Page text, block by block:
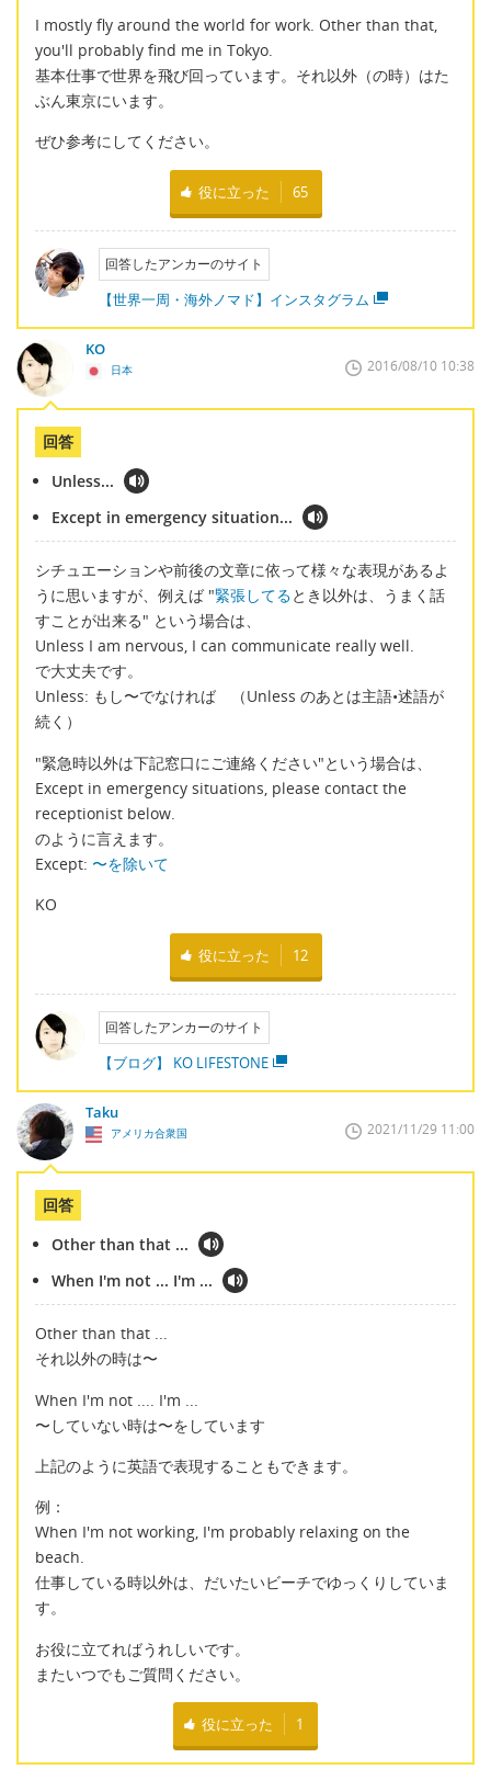
I mostly fly around the world for work. Other than that,
you'll probably find me in Tokyo.
基本仕事で世界を飛び回っています。それ以外（の時）はた
ぶん東京にいます。
ぜひ参考にしてください。
役に立った 65
回答したアンカーのサイト
【世界一周・海外ノマド】インスタグラム
KO
日本 2016/08/10 10:38
回答
Unless...
Except in emergency situation...
シチュエーションや前後の文章に依って様々な表現があるよ
うに思いますが、例えば "緊張してるとき以外は、うまく話
すことが出来る" という場合は、
Unless I am nervous, I can communicate really well.
で大丈夫です。
Unless: もし〜でなければ （Unless のあとは主語•述語が
続く）
"緊急時以外は下記窓口にご連絡ください"という場合は、
Except in emergency situations, please contact the
receptionist below.
のように言えます。
Except: 〜を除いて
KO
役に立った 12
回答したアンカーのサイト
【ブログ】 KO LIFESTONE
Taku
アメリカ合衆国 2021/11/29 11:00
回答
Other than that ...
When I'm not ... I'm ...
Other than that ...
それ以外の時は〜
When I'm not .... I'm ...
〜していない時は〜をしています
上記のように英語で表現することもできます。
例：
When I'm not working, I'm probably relaxing on the
beach.
仕事している時以外は、だいたいビーチでゆっくりしていま
す。
お役に立てればうれしいです。
またいつでもご質問ください。
役に立った 1